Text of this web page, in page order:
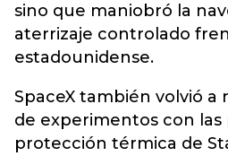
sino que maniobró la
aterrizaje controlado
estadounidense.
SpaceX también volvió a
de experimentos con las
protección térmica de